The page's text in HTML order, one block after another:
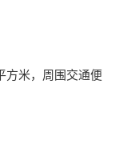
方米，周围交通便